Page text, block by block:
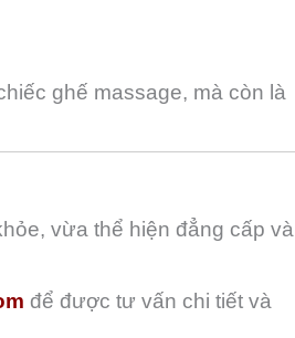
ghế massage, mà còn là
vừa thể hiện đẳng cấp và
để được tư vấn chi tiết và